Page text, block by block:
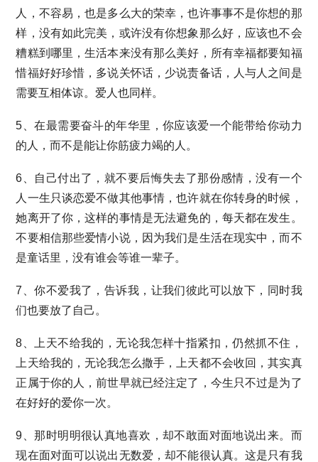
人，不容易，也是多么大的荣幸，也许事事不是你想的那
样，没有如此完美，或许没有你想象那么好，应该也不会
糟糕到哪里，生活本来没有那么美好，所有幸福都要知福
惜福好好珍惜，多说关怀话，少说责备话，人与人之间是
需要互相体谅。爱人也同样。
5、在最需要奋斗的年华里，你应该爱一个能带给你动力
的人，而不是能让你筋疲力竭的人。
6、自己付出了，就不要后悔失去了那份感情，没有一个
人一生只谈恋爱不做其他事情，也许就在你转身的时候，
她离开了你，这样的事情是无法避免的，每天都在发生。
不要相信那些爱情小说，因为我们是生活在现实中，而不
是童话里，没有谁会等谁一辈子。
7、你不爱我了，告诉我，让我们彼此可以放下，同时我
们也要放了自己。
8、上天不给我的，无论我怎样十指紧扣，仍然抓不住，
上天给我的，无论我怎么撒手，上天都不会收回，其实真
正属于你的人，前世早就已经注定了，今生只不过是为了
在好好的爱你一次。
9、那时明明很认真地喜欢，却不敢面对面地说出来。而
现在面对面可以说出无数爱，却不能很认真。这是只有我